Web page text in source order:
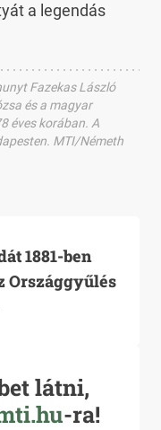
a legendás
Fazekas László
és a magyar
éves korában. A
MTI/Németh
1881-ben
Országgyűlés
látni,
-ra!